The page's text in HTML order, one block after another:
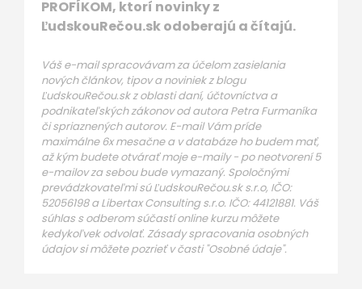
PROFÍKOM, ktorí novinky z
ĽudskouRečou.sk odoberajú a čítajú.
Váš e-mail spracovávam za účelom zasielania
nových článkov, tipov a noviniek z blogu
ĽudskouRečou.sk z oblasti daní, účtovníctva a
podnikateľských zákonov od autora Petra Furmaníka
či spriaznených autorov. E-mail Vám príde
maximálne 6x mesačne a v databáze ho budem mať,
až kým budete otvárať moje e-maily - po neotvorení 5
e-mailov za sebou bude vymazaný. Spoločnými
prevádzkovateľmi sú ĽudskouRečou.sk s.r.o, IČO:
52056198 a Libertax Consulting s.r.o. IČO: 44121881. Váš
súhlas s odberom súčastí online kurzu môžete
kedykoľvek odvolať. Zásady spracovania osobných
údajov si môžete pozrieť v časti "Osobné údaje".